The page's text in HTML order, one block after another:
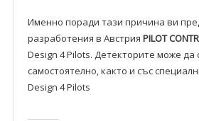
Именно поради тази причина ви
разработения в Aвстрия PILOT
Design 4 Pilots. Детекторите може да
самостоятелно, както и със
Design 4 Pilots